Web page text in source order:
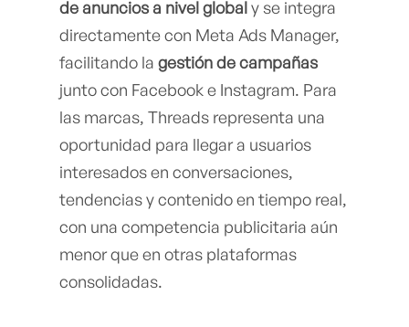
de anuncios a nivel globaly se integra
directamente con Meta Ads Manager,
facilitando la gestión de campañas
junto con Facebook e Instagram. Para
las marcas, Threads representa una
oportunidad para llegar a usuarios
interesados en conversaciones,
tendencias y contenido en tiempo real,
con una competencia publicitaria aún
menor que en otras plataformas
consolidadas.